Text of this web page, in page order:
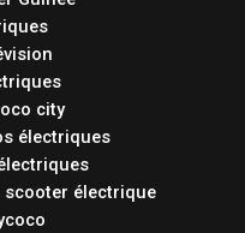
city
électriques
scooter électrique